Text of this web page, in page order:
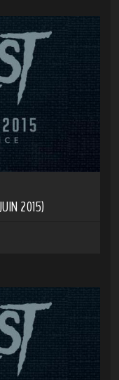
2015)